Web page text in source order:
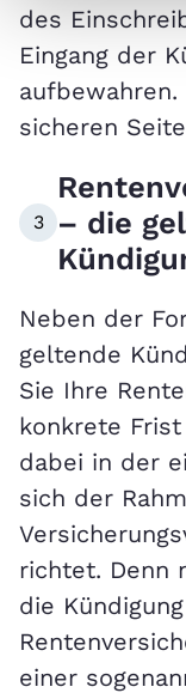
des
Eingang der
sicheren
3
– die
Neben der
geltende
Sie Ihre
konkrete
dabei in der
sich der
richtet. Denn
die
einer